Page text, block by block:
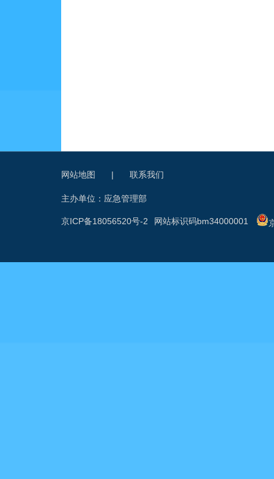
网站地图 | 联系我们
主办单位：应急管理部
网站标识码bm34000001
京ICP备18056520号-2